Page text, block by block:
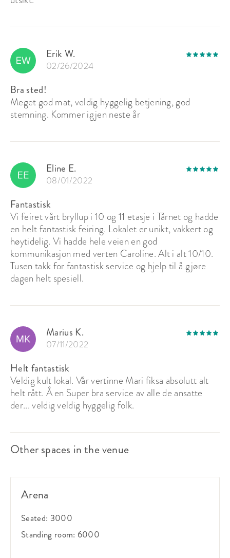
Erik W.
02/26/2024
Bra sted!
Meget god mat, veldig hyggelig betjening, god
stemning. Kommer igjen neste år
Eline E.
08/01/2022
Fantastisk
Vi feiret vårt bryllup i 10 og 11 etasje i Tårnet og hadde
en helt fantastisk feiring. Lokalet er unikt, vakkert og
høytidelig. Vi hadde hele veien en god
kommunikasjon med verten Caroline. Alt i alt 10/10.
Tusen takk for fantastisk service og hjelp til å gjøre
dagen helt spesiell.
Marius K.
07/11/2022
Helt fantastisk
Veldig kult lokal. Vår vertinne Mari fiksa absolutt alt
helt rått. Å en Super bra service av alle de ansatte
der... veldig veldig hyggelig folk.
Other spaces in the venue
Arena
Seated: 3000
Standing room: 6000